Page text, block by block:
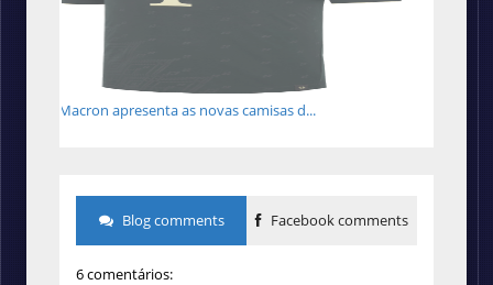
Macron apresenta as novas camisas d...
Blog comments Facebook comments
6 comentários: